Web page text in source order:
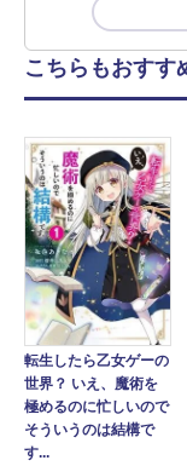
こちらもおすす
転生したら乙女ゲーの
世界？ いえ、魔術を
極めるのに忙しいので
そういうのは結構で
す...